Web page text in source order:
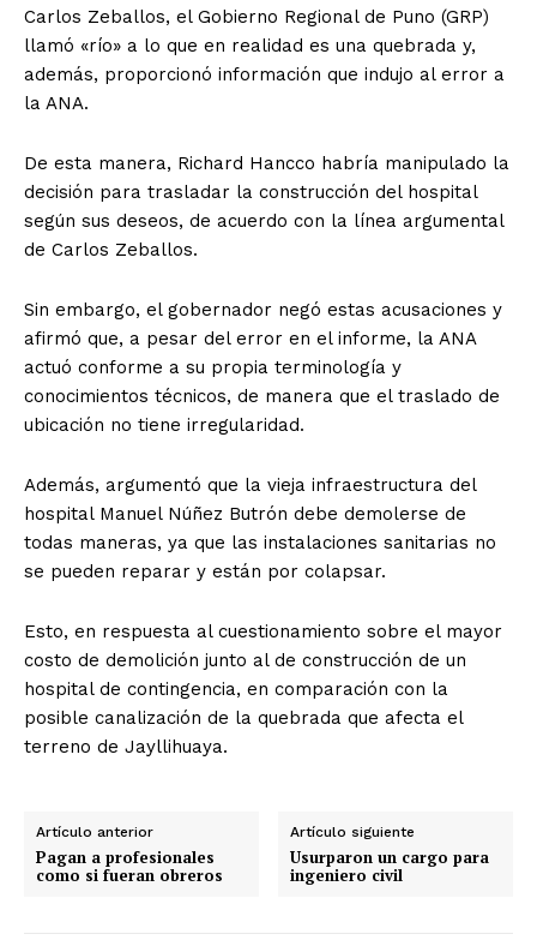
Carlos Zeballos, el Gobierno Regional de Puno (GRP)
llamó «río» a lo que en realidad es una quebrada y,
además, proporcionó información que indujo al error a
la ANA.
De esta manera, Richard Hancco habría manipulado la
decisión para trasladar la construcción del hospital
según sus deseos, de acuerdo con la línea argumental
de Carlos Zeballos.
Sin embargo, el gobernador negó estas acusaciones y
afirmó que, a pesar del error en el informe, la ANA
actuó conforme a su propia terminología y
conocimientos técnicos, de manera que el traslado de
ubicación no tiene irregularidad.
Además, argumentó que la vieja infraestructura del
hospital Manuel Núñez Butrón debe demolerse de
todas maneras, ya que las instalaciones sanitarias no
se pueden reparar y están por colapsar.
Esto, en respuesta al cuestionamiento sobre el mayor
costo de demolición junto al de construcción de un
hospital de contingencia, en comparación con la
posible canalización de la quebrada que afecta el
terreno de Jayllihuaya.
Artículo anterior
Pagan a profesionales
como si fueran obreros
Artículo siguiente
Usurparon un cargo para
ingeniero civil